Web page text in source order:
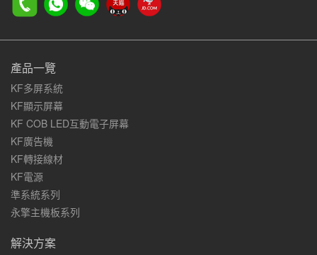
產品一覽
KF多屏系統
KF顯示屏幕
KF COB LED互動電子屏幕
KF廣告機
KF轉接線材
KF電源
準系統系列
永擎主機板系列
解決方案